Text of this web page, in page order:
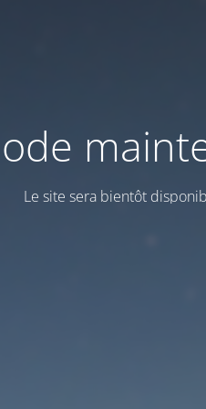
Le site sera bientôt